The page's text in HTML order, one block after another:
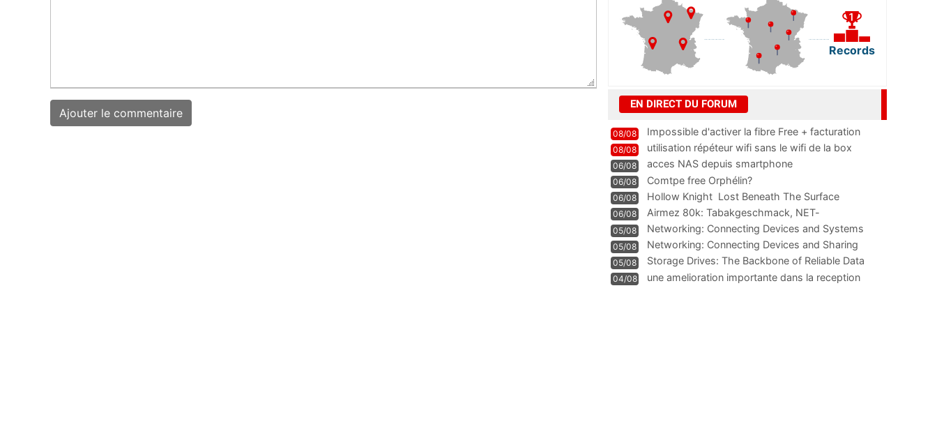
Records
EN DIRECT DU FORUM
08/08
Impossible d'activer la fibre Free + facturation
résiliation
08/08 utilisation répéteur wifi sans le wifi de la box
06/08 acces NAS depuis smartphone
06/08 Comtpe free Orphélin?
06/08 Hollow Knight  Lost Beneath The Surface
06/08
Airmez 80k: Tabakgeschmack, NET-
Technologie und Leistung im
05/08 Networking: Connecting Devices and Systems
05/08
Networking: Connecting Devices and Sharing
Information
05/08
Storage Drives: The Backbone of Reliable Data
Management
04/08
une amelioration importante dans la reception